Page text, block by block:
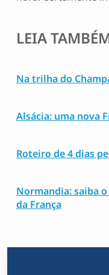
LEIA
Na trilha do
Alsácia: uma nova
Roteiro de 4 dias
Normandia: saiba
da França